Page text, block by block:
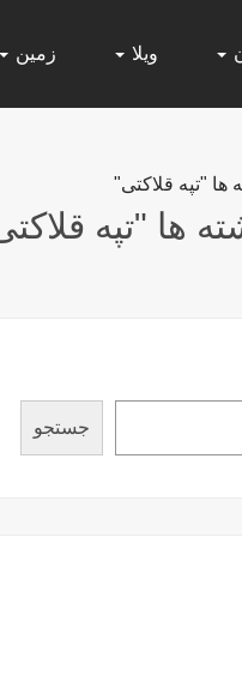
ویلا زمین
"تپه قلاکتی"
ها "تپه
جستجو